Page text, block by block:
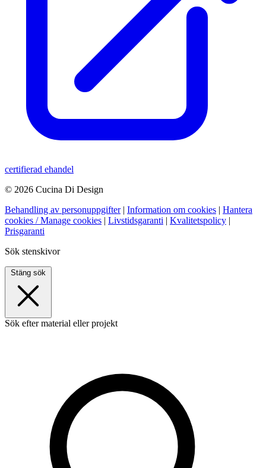
certifierad ehandel
© 2026 Cucina Di Design
Behandling av personuppgifter | Information om cookies | Hantera
cookies / Manage cookies | Livstidsgaranti | Kvalitetspolicy |
Prisgaranti
Sök stenskivor
Stäng sök
Sök efter material eller projekt